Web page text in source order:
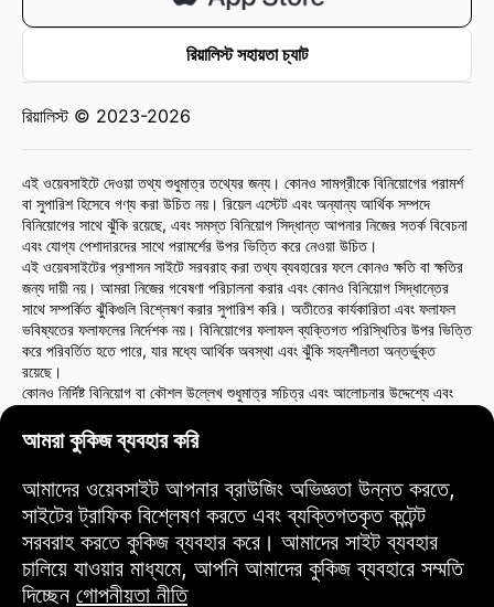
আমরা কুকিজ ব্যবহার করি
আমাদের ওয়েবসাইট আপনার ব্রাউজিং অভিজ্ঞতা উন্নত করতে,
সাইটের ট্রাফিক বিশ্লেষণ করতে এবং ব্যক্তিগতকৃত কন্টেন্ট
সরবরাহ করতে কুকিজ ব্যবহার করে। আমাদের সাইট ব্যবহার
চালিয়ে যাওয়ার মাধ্যমে, আপনি আমাদের কুকিজ ব্যবহারে সম্মতি
দিচ্ছেন গোপনীয়তা নীতি
রিয়ালিস্ট সহায়তা চ্যাট
রিয়ালিস্ট © 2023-2026
এই ওয়েবসাইটে দেওয়া তথ্য শুধুমাত্র তথ্যের জন্য। কোনও সামগ্রীকে বিনিয়োগের পরামর্শ
বা সুপারিশ হিসেবে গণ্য করা উচিত নয়। রিয়েল এস্টেট এবং অন্যান্য আর্থিক সম্পদে
বিনিয়োগের সাথে ঝুঁকি রয়েছে, এবং সমস্ত বিনিয়োগ সিদ্ধান্ত আপনার নিজের সতর্ক বিবেচনা
এবং যোগ্য পেশাদারদের সাথে পরামর্শের উপর ভিত্তি করে নেওয়া উচিত।
এই ওয়েবসাইটের প্রশাসন সাইটে সরবরাহ করা তথ্য ব্যবহারের ফলে কোনও ক্ষতি বা ক্ষতির
জন্য দায়ী নয়। আমরা নিজের গবেষণা পরিচালনা করার এবং কোনও বিনিয়োগ সিদ্ধান্তের
সাথে সম্পর্কিত ঝুঁকিগুলি বিশ্লেষণ করার সুপারিশ করি। অতীতের কার্যকারিতা এবং ফলাফল
ভবিষ্যতের ফলাফলের নির্দেশক নয়। বিনিয়োগের ফলাফল ব্যক্তিগত পরিস্থিতির উপর ভিত্তি
করে পরিবর্তিত হতে পারে, যার মধ্যে আর্থিক অবস্থা এবং ঝুঁকি সহনশীলতা অন্তর্ভুক্ত
রয়েছে।
কোনও নির্দিষ্ট বিনিয়োগ বা কৌশল উল্লেখ শুধুমাত্র সচিত্র এবং আলোচনার উদ্দেশ্যে এবং
প্রতিফলিত করে না।
কোনও বিনিয়োগের সিদ্ধান্ত নেওয়ার আগে আমরা আর্থিক পরামর্শদাতা বা আইন উপদেষ্টার
সাথে পরামর্শ করার সুপারিশ করি। আপনি আপনার বিনিয়োগের কর্মকাণ্ড এবং সংশ্লিষ্ট ঝুঁকির
জন্য এককভাবে দায়ী।
এই ওয়েবসাইটটি ব্যবহার করে, আপনি সম্মত হন যে ওয়েবসাইট প্রশাসন সাইটে প্রদত্ত
তথ্য ব্যবহারের ফলে কোনও সরাসরি বা পরোক্ষ ক্ষতি বা ক্ষতির জন্য দায়ী নয়।
বিনিয়োগের সিদ্ধান্ত নেওয়ার সময় সতর্কতা এবং যত্ন প্রয়োগ করুন।